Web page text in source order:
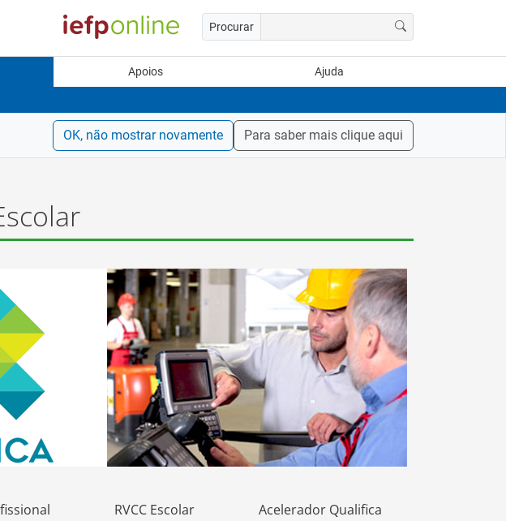
Procurar
Apoios Ajuda
OK, não mostrar novamente Para saber mais clique aqui
RVCC Escolar Acelerador Qualifica